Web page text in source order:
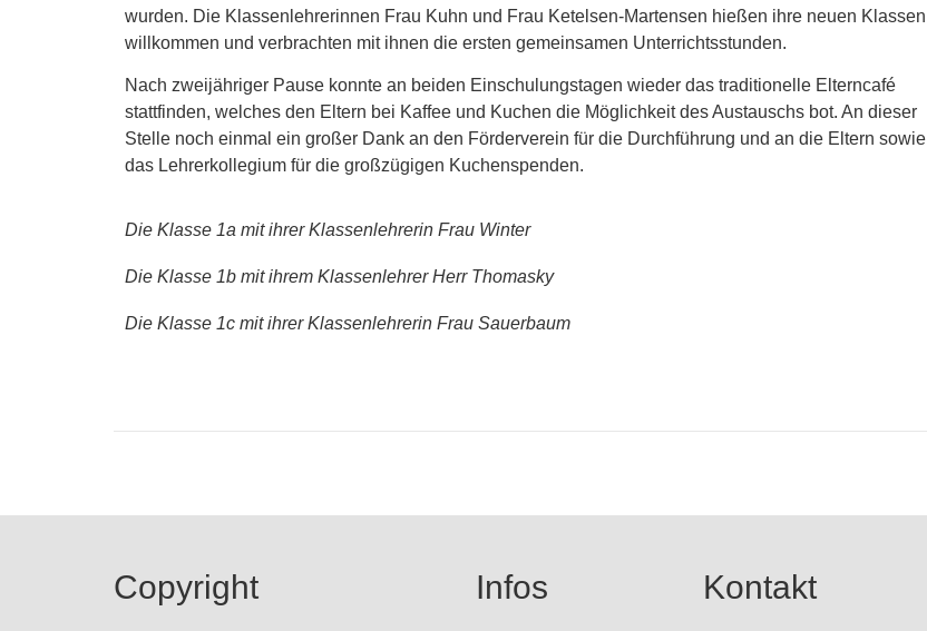
wurden. Die Klassenlehrerinnen Frau Kuhn und Frau Ketelsen-Martensen hießen ihre neuen Klassen
willkommen und verbrachten mit ihnen die ersten gemeinsamen Unterrichtsstunden.
Nach zweijähriger Pause konnte an beiden Einschulungstagen wieder das traditionelle Elterncafé
stattfinden, welches den Eltern bei Kaffee und Kuchen die Möglichkeit des Austauschs bot. An dieser
Stelle noch einmal ein großer Dank an den Förderverein für die Durchführung und an die Eltern sowie
das Lehrerkollegium für die großzügigen Kuchenspenden.
Die Klasse 1a mit ihrer Klassenlehrerin Frau Winter
Die Klasse 1b mit ihrem Klassenlehrer Herr Thomasky
Die Klasse 1c mit ihrer Klassenlehrerin Frau Sauerbaum
Copyright Infos Kontakt